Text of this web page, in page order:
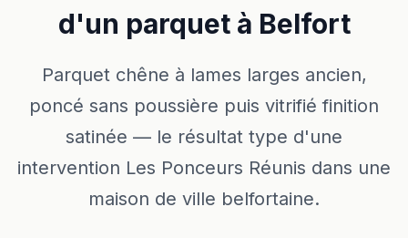
d'un parquet à Belfort
Parquet chêne à lames larges ancien,
poncé sans poussière puis vitrifié finition
satinée — le résultat type d'une
intervention Les Ponceurs Réunis dans une
maison de ville belfortaine.